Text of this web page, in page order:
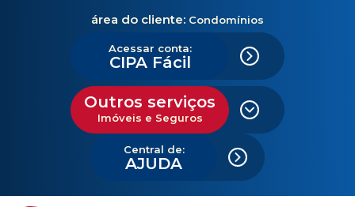
área do cliente: Condomínios
Acessar conta:
CIPA Fácil
Outros serviços
Imóveis e Seguros
Central de:
AJUDA